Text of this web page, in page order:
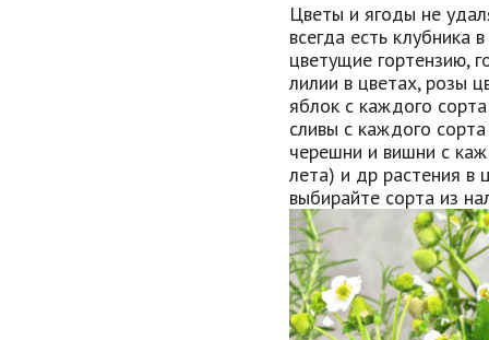
Цветы и ягоды не
всегда есть клубника
цветущие гортензию,
лилии в цветах, розы
яблок с каждого
сливы с каждого
черешни и вишни с
лета) и др растения в
выбирайте сорта из